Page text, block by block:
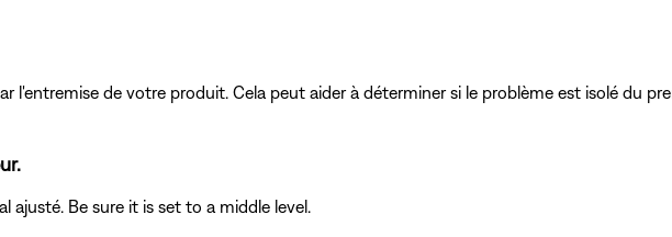
l'entremise de votre produit. Cela peut aider à déterminer si le problème est isolé du
ajusté. Be sure it is set to a middle level.